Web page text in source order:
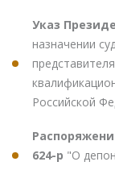
Указ
назначении
Российской
624-р "О